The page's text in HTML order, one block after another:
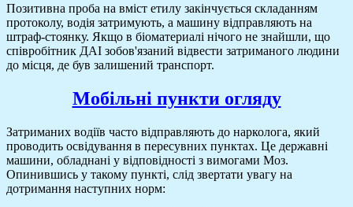
Позитивна проба на вміст етилу закінчується складанням
протоколу, водія затримують, а машину відправляють на
штраф-стоянку. Якщо в біоматериалі нічого не знайшли, що
співробітник ДАІ зобов'язаний відвести затриманого людини
до місця, де був залишений транспорт.
Мобільні пункти огляду
Затриманих водіїв часто відправляють до нарколога, який
проводить освідування в пересувних пунктах. Це державні
машини, обладнані у відповідності з вимогами Моз.
Опинившись у такому пункті, слід звертати увагу на
дотримання наступних норм: